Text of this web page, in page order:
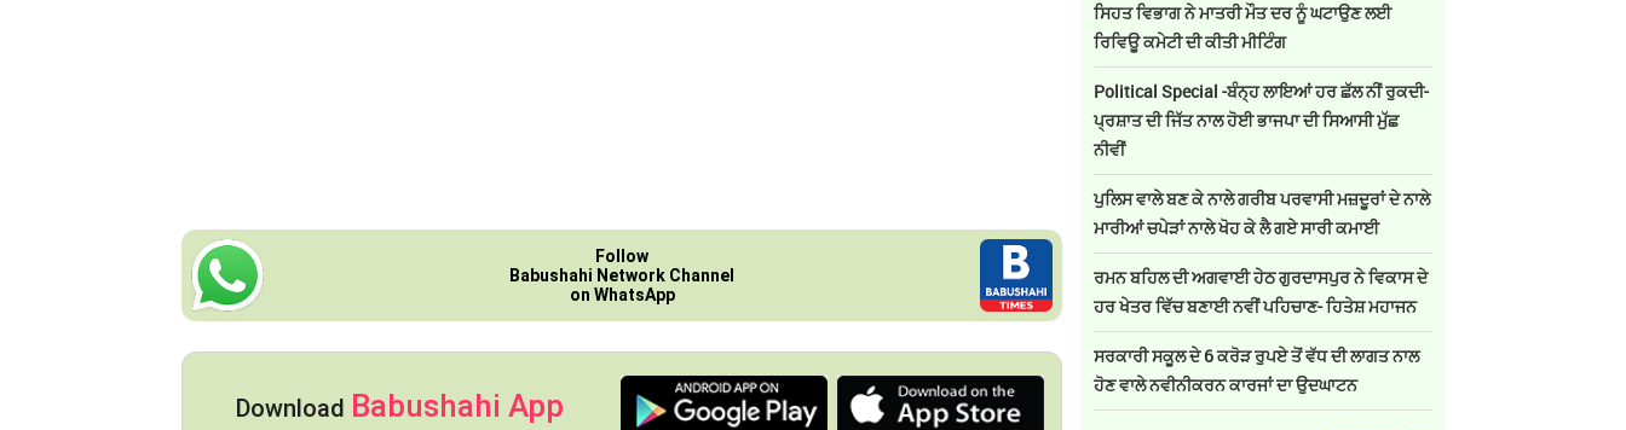
Follow
Babushahi Network Channel
on WhatsApp
Download Babushahi App
ਸਿਹਤ ਵਿਭਾਗ ਨੇ ਮਾਤਰੀ ਮੌਤ ਦਰ ਨੂੰ ਘਟਾਉਣ ਲਈ
ਰਿਵਿਊ ਕਮੇਟੀ ਦੀ ਕੀਤੀ ਮੀਟਿੰਗ
Political Special -ਬੰਨ੍ਹ ਲਾਇਆਂ ਹਰ ਛੱਲ ਨੀਂ ਰੁਕਦੀ-
ਪ੍ਰਸ਼ਾਤ ਦੀ ਜਿੱਤ ਨਾਲ ਹੋਈ ਭਾਜਪਾ ਦੀ ਸਿਆਸੀ ਮੁੱਛ
ਨੀਵੀਂ
ਪੁਲਿਸ ਵਾਲੇ ਬਣ ਕੇ ਨਾਲੇ ਗਰੀਬ ਪਰਵਾਸੀ ਮਜ਼ਦੂਰਾਂ ਦੇ ਨਾਲੇ
ਮਾਰੀਆਂ ਚਪੇੜਾਂ ਨਾਲੇ ਖੋਹ ਕੇ ਲੈ ਗਏ ਸਾਰੀ ਕਮਾਈ
ਰਮਨ ਬਹਿਲ ਦੀ ਅਗਵਾਈ ਹੇਠ ਗੁਰਦਾਸਪੁਰ ਨੇ ਵਿਕਾਸ ਦੇ
ਹਰ ਖੇਤਰ ਵਿੱਚ ਬਣਾਈ ਨਵੀਂ ਪਹਿਚਾਣ- ਹਿਤੇਸ਼ ਮਹਾਜਨ
ਸਰਕਾਰੀ ਸਕੂਲ ਦੇ 6 ਕਰੋੜ ਰੁਪਏ ਤੋਂ ਵੱਧ ਦੀ ਲਾਗਤ ਨਾਲ
ਹੋਣ ਵਾਲੇ ਨਵੀਨੀਕਰਨ ਕਾਰਜਾਂ ਦਾ ਉਦਘਾਟਨ